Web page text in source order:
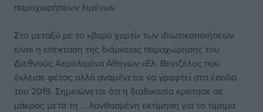
παραχωρήσεων λιμένων.
Στο μεταξύ με το «βαρύ χαρτί» των ιδιωτικοποιήσεων
είναι η επέκταση της διάρκειας παραχώρησης του
Διεθνούς Αερολιμένα Αθηνών «Ελ. Βενιζέλος που
έκλεισε φέτος αλλά αναμένεται να γραφτεί στα έσοδα
του 2019. Σημειώνεται ότι η διαδικασία κράτησε σε
μάκρος μετά τη … λανθασμένη εκτίμηση για το τίμημα